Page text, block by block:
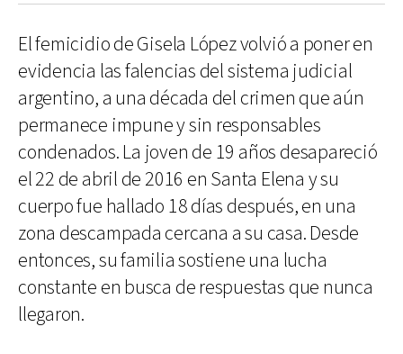
El femicidio de Gisela López volvió a poner en
evidencia las falencias del sistema judicial
argentino, a una década del crimen que aún
permanece impune y sin responsables
condenados. La joven de 19 años desapareció
el 22 de abril de 2016 en Santa Elena y su
cuerpo fue hallado 18 días después, en una
zona descampada cercana a su casa. Desde
entonces, su familia sostiene una lucha
constante en busca de respuestas que nunca
llegaron.